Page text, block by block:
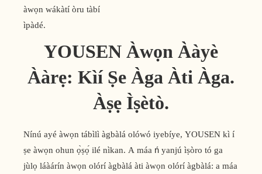
àwọn wákàtí òru tàbí
ìpàdé.
YOUSEN Àwọn Ààyè
Ààrẹ: Kìí Ṣe Àga Àti Àga.
Àṣẹ Ìṣètò.
Nínú ayé àwọn tábìlì àgbàlá olówó iyebíye, YOUSEN kì í
ṣe àwọn ohun ọ̀ṣọ́ ilé nìkan. A máa ń yanjú ìṣòro tó ga
jùlọ láàárín àwọn olórí àgbàlá àti àwọn olórí àgbàlá: a máa